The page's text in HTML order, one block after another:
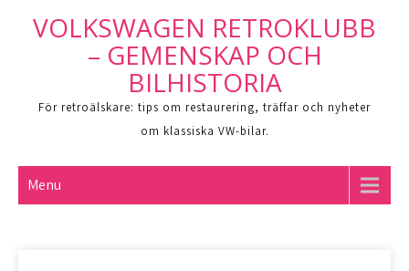
VOLKSWAGEN RETROKLUBB
– GEMENSKAP OCH
BILHISTORIA
För retroälskare: tips om restaurering, träffar och nyheter
om klassiska VW-bilar.
Menu